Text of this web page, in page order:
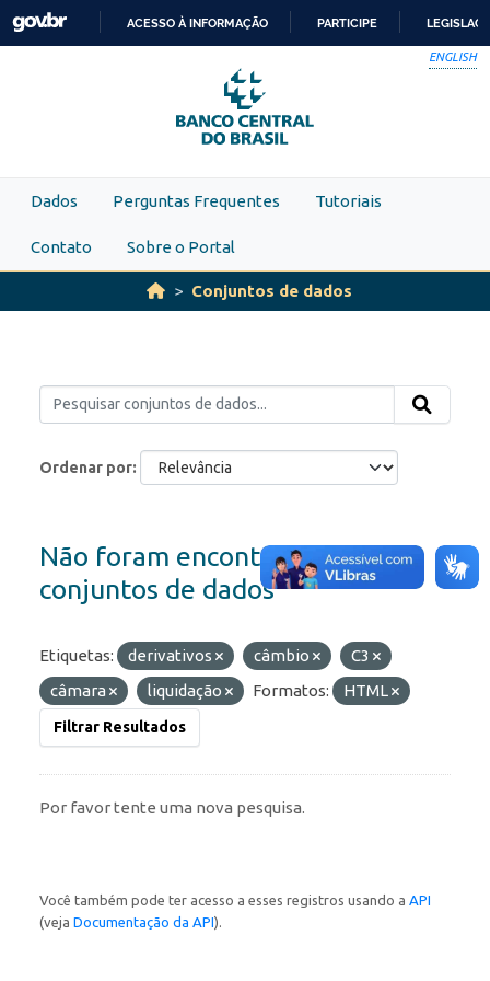
Skip to main content
PARA
O
CONTEÚDO
ACESSO À INFORMAÇÃO PARTICIPE
ENGLISH
Dados Perguntas Frequentes Tutoriais
Contato Sobre o Portal
Conjuntos de dados
Ordenar por
Não foram encontrados
conjuntos de dados
Etiquetas: derivativos câmbio
C3
câmara
liquidação Formatos: HTML
Filtrar Resultados
Por favor tente uma nova pesquisa.
Você também pode ter acesso a esses registros usando a API
(veja Documentação da API).